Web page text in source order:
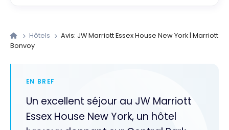
Hôtels
Avis: JW Marriott Essex House New York | Marriott
Bonvoy
EN BREF
Un excellent séjour au JW Marriott
Essex House New York, un hôtel